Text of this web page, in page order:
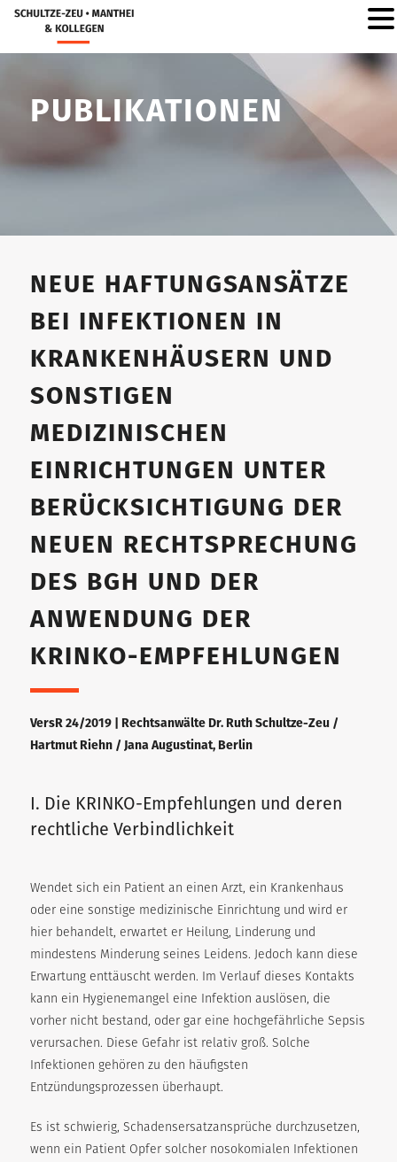
PUBLIKATIONEN
NEUE HAFTUNGSANSÄTZE
BEI INFEKTIONEN IN
KRANKENHÄUSERN UND
SONSTIGEN
MEDIZINISCHEN
EINRICHTUNGEN UNTER
BERÜCKSICHTIGUNG DER
NEUEN RECHTSPRECHUNG
DES BGH UND DER
ANWENDUNG DER
KRINKO-EMPFEHLUNGEN
VersR 24/2019 | Rechtsanwälte Dr. Ruth Schultze-Zeu /
Hartmut Riehn / Jana Augustinat, Berlin
I. Die KRINKO-Empfehlungen und deren
rechtliche Verbindlichkeit
Wendet sich ein Patient an einen Arzt, ein Krankenhaus
oder eine sonstige medizinische Einrichtung und wird er
hier behandelt, erwartet er Heilung, Linderung und
mindestens Minderung seines Leidens. Jedoch kann diese
Erwartung enttäuscht werden. Im Verlauf dieses Kontakts
kann ein Hygienemangel eine Infektion auslösen, die
vorher nicht bestand, oder gar eine hochgefährliche Sepsis
verursachen. Diese Gefahr ist relativ groß. Solche
Infektionen gehören zu den häufigsten
Entzündungsprozessen überhaupt.
Es ist schwierig, Schadensersatzansprüche durchzusetzen,
wenn ein Patient Opfer solcher nosokomialen Infektionen